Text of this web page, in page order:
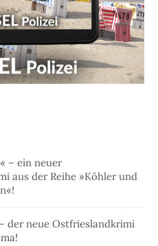
– ein neuer
aus der Reihe »Köhler und
der neue Ostfrieslandkrimi